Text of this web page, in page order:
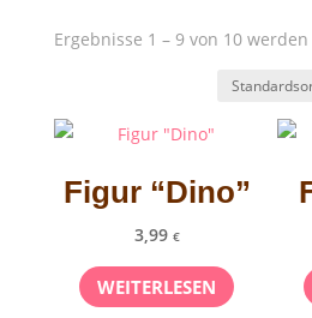
Ergebnisse 1 – 9 von 10
Figur “Dino”
3,99 €
WEITERLESEN